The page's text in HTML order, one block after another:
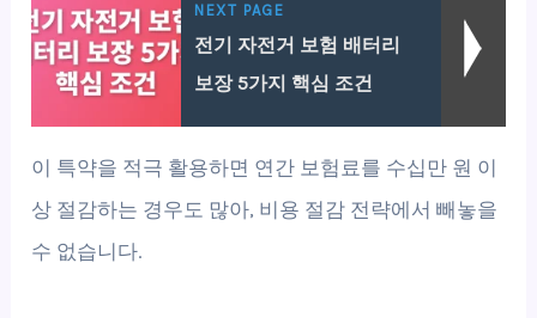
NEXT PAGE
전기 자전거 보험 배터리
보장 5가지 핵심 조건
이 특약을 적극 활용하면 연간 보험료를 수십만 원 이
상 절감하는 경우도 많아, 비용 절감 전략에서 빼놓을
수 없습니다.